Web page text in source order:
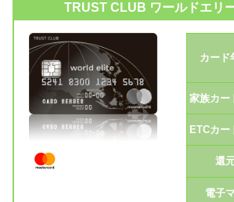
TRUST CLUB ワールドエリ
カード
家族カー
ETCカー
還
電子